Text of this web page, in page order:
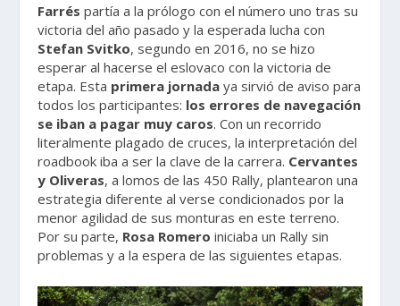
Farrés partía a la prólogo con el número uno tras su
victoria del año pasado y la esperada lucha con
Stefan Svitko, segundo en 2016, no se hizo
esperar al hacerse el eslovaco con la victoria de
etapa. Esta primera jornada ya sirvió de aviso para
todos los participantes: los errores de navegación
se iban a pagar muy caros. Con un recorrido
literalmente plagado de cruces, la interpretación del
roadbook iba a ser la clave de la carrera. Cervantes
y Oliveras, a lomos de las 450 Rally, plantearon una
estrategia diferente al verse condicionados por la
menor agilidad de sus monturas en este terreno.
Por su parte, Rosa Romero iniciaba un Rally sin
problemas y a la espera de las siguientes etapas.